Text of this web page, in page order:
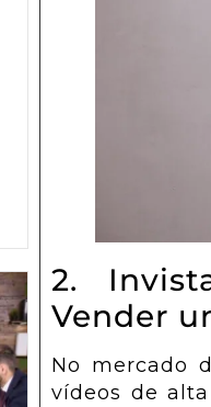
2.
Vender
No mercado
vídeos de